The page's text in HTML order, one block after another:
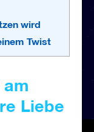
wird
Twist
Liebe